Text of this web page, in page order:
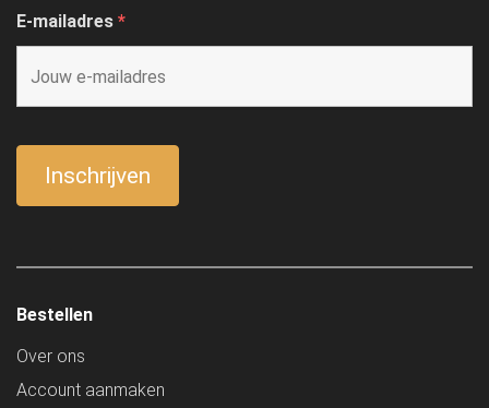
E-mailadres *
Bestellen
Over ons
Account aanmaken